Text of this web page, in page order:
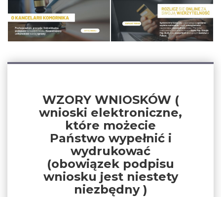
WZORY WNIOSKÓW (
wnioski elektroniczne,
które możecie
Państwo wypełnić i
wydrukować
(obowiązek podpisu
wniosku jest niestety
niezbędny )